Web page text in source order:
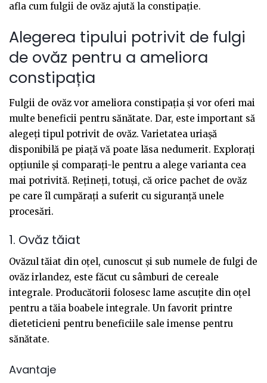
afla cum fulgii de ovăz ajută la constipație.
Alegerea tipului potrivit de fulgi
de ovăz pentru a ameliora
constipația
Fulgii de ovăz vor ameliora constipația și vor oferi mai
multe beneficii pentru sănătate. Dar, este important să
alegeți tipul potrivit de ovăz. Varietatea uriașă
disponibilă pe piață vă poate lăsa nedumerit. Explorați
opțiunile și comparați-le pentru a alege varianta cea
mai potrivită. Rețineți, totuși, că orice pachet de ovăz
pe care îl cumpărați a suferit cu siguranță unele
procesări.
1. Ovăz tăiat
Ovăzul tăiat din oțel, cunoscut și sub numele de fulgi de
ovăz irlandez, este făcut cu sâmburi de cereale
integrale. Producătorii folosesc lame ascuțite din oțel
pentru a tăia boabele integrale. Un favorit printre
dieteticieni pentru beneficiile sale imense pentru
sănătate.
Avantaje